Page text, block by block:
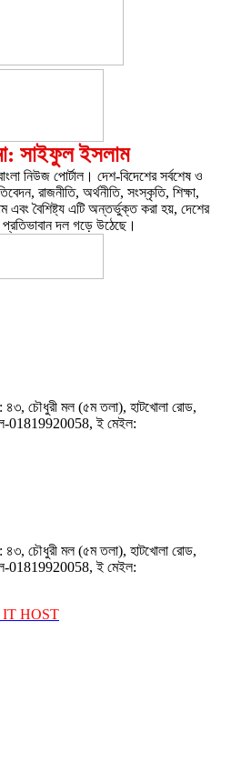
সাইফুল ইসলাম
নিউজ পোর্টাল। দেশ-বিদেশের সর্বশেষ ও
রাজনীতি, অর্থনীতি, সংস্কৃতি, শিক্ষা,
এবং বৈশিষ্ট্য এটি অন্তর্ভুক্ত করা হয়, দেশের
প্রতিভাবান দল গড়ে উঠেছে।
৪৩, চৌধুরী মল (৫ম তলা), হাটখোলা রোড,
01819920058, ই মেইল:
৪৩, চৌধুরী মল (৫ম তলা), হাটখোলা রোড,
01819920058, ই মেইল:
HOST